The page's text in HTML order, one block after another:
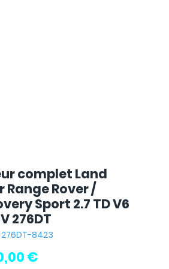
complet Land
Range Rover /
Sport 2.7 TD V6
276DT
8423
€